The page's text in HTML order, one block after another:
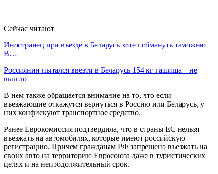
Сейчас читают
Иностранец при въезде в Беларусь хотел обмануть таможню.
В…
Россиянин пытался ввезти в Беларусь 154 кг гашиша – не
вышло
В нем также обращается внимание на то, что если
въезжающие откажутся вернуться в Россию или Беларусь, у
них конфискуют транспортное средство.
Ранее Еврокомиссия подтвердила, что в страны ЕС нельзя
въезжать на автомобилях, которые имеют российскую
регистрацию. Причем гражданам РФ запрещено въезжать на
своих авто на территорию Евросоюза даже в туристических
целях и на непродолжительный срок.